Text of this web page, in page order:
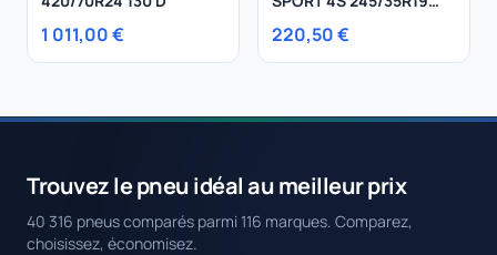
1 011,00 €
93Y
220,50 €
Trouvez le pneu idéal au meilleur prix
40 316 pneus comparés parmi 116 marques. Comparez,
choisissez, économisez.